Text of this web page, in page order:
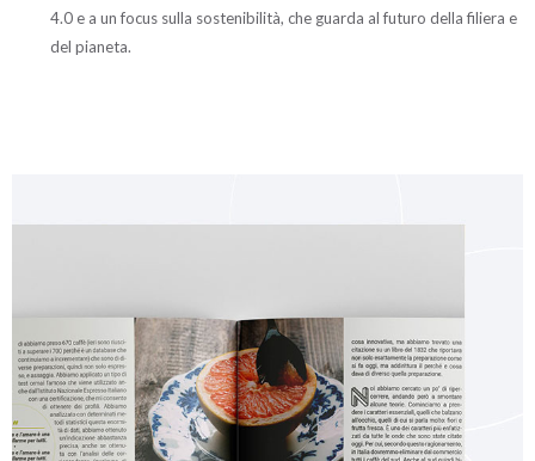
4.0 e a un focus sulla sostenibilità, che guarda al futuro della filiera e
del pianeta.